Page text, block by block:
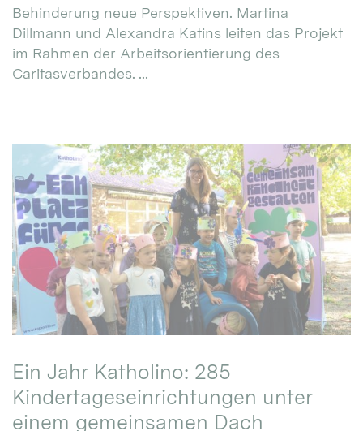
Behinderung neue Perspektiven. Martina
Dillmann und Alexandra Katins leiten das Projekt
im Rahmen der Arbeitsorientierung des
Caritasverbandes. ...
Ein Jahr Katholino: 285
Kindertageseinrichtungen unter
einem gemeinsamen Dach